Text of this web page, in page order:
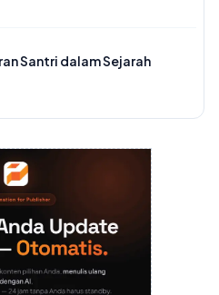
Santri dalam Sejarah